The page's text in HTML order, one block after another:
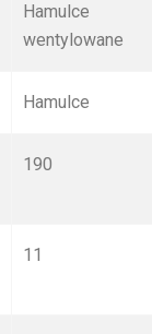
Hamulce
wentylowane
Hamulce
190
11